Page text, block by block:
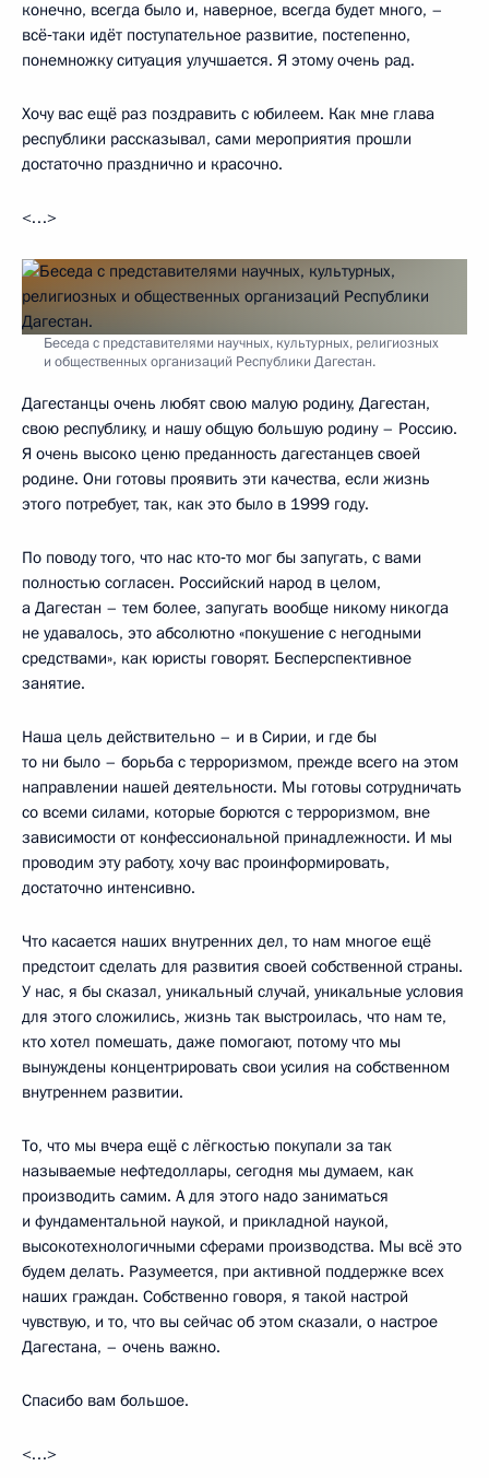
конечно, всегда было и, наверное, всегда будет много, –
всё‑таки идёт поступательное развитие, постепенно,
понемножку ситуация улучшается. Я этому очень рад.
Хочу вас ещё раз поздравить с юбилеем. Как мне глава
республики рассказывал, сами мероприятия прошли
достаточно празднично и красочно.
<…>
Беседа с представителями научных, культурных, религиозных
и общественных организаций Республики Дагестан.
Дагестанцы очень любят свою малую родину, Дагестан,
свою республику, и нашу общую большую родину – Россию.
Я очень высоко ценю преданность дагестанцев своей
родине. Они готовы проявить эти качества, если жизнь
этого потребует, так, как это было в 1999 году.
По поводу того, что нас кто‑то мог бы запугать, с вами
полностью согласен. Российский народ в целом,
а Дагестан – тем более, запугать вообще никому никогда
не удавалось, это абсолютно «покушение с негодными
средствами», как юристы говорят. Бесперспективное
занятие.
Наша цель действительно – и в Сирии, и где бы
то ни было – борьба с терроризмом, прежде всего на этом
направлении нашей деятельности. Мы готовы сотрудничать
со всеми силами, которые борются с терроризмом, вне
зависимости от конфессиональной принадлежности. И мы
проводим эту работу, хочу вас проинформировать,
достаточно интенсивно.
Что касается наших внутренних дел, то нам многое ещё
предстоит сделать для развития своей собственной страны.
У нас, я бы сказал, уникальный случай, уникальные условия
для этого сложились, жизнь так выстроилась, что нам те,
кто хотел помешать, даже помогают, потому что мы
вынуждены концентрировать свои усилия на собственном
внутреннем развитии.
То, что мы вчера ещё с лёгкостью покупали за так
называемые нефтедоллары, сегодня мы думаем, как
производить самим. А для этого надо заниматься
и фундаментальной наукой, и прикладной наукой,
высокотехнологичными сферами производства. Мы всё это
будем делать. Разумеется, при активной поддержке всех
наших граждан. Собственно говоря, я такой настрой
чувствую, и то, что вы сейчас об этом сказали, о настрое
Дагестана, – очень важно.
Спасибо вам большое.
<…>